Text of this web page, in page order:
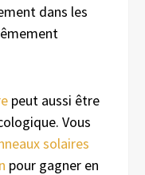
dans les
peut aussi être
Vous
solaires
pour gagner en